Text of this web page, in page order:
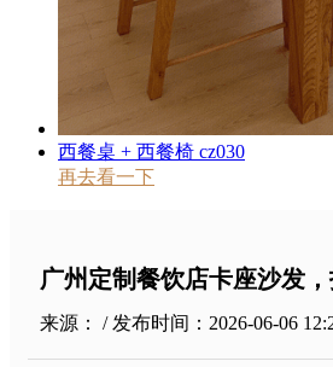
西餐桌 + 西餐椅 cz030
再去看一下
广州定制餐饮店卡座沙发，
来源： / 发布时间：2026-06-06